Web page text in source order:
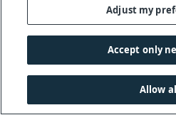
FORTiS™ gesloten
bewerkingsmachines om
Nieuwe generatie
van Renishaw biedt
betrouwbaarheid voor
Adjust my
Accept only
Allow